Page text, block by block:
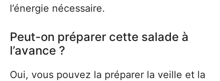
l’énergie nécessaire.
Peut-on préparer cette salade à
l’avance ?
Oui, vous pouvez la préparer la veille et la